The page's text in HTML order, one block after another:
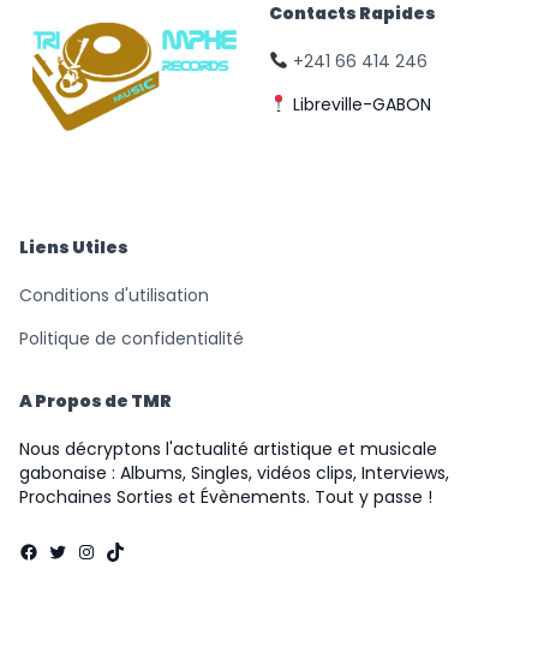
Contacts Rapides
+241 66 414 246
Libreville-GABON
Liens Utiles
Conditions d'utilisation
Politique de confidentialité
A Propos de TMR
Nous décryptons l'actualité artistique et musicale
gabonaise : Albums, Singles, vidéos clips, Interviews,
Prochaines Sorties et Évènements. Tout y passe !
Facebook
Twitter
Instagram
TikTok